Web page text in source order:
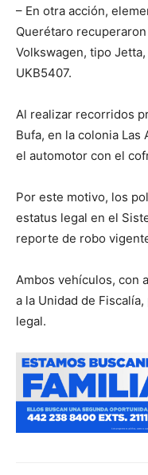
– En otra acción,
Querétaro
Volkswagen, tipo
UKB5407.
Al realizar recorridos
Bufa, en la colonia
el automotor con el
Por este motivo, los
estatus legal en el
reporte de robo
Ambos vehículos, con
a la Unidad de
legal.